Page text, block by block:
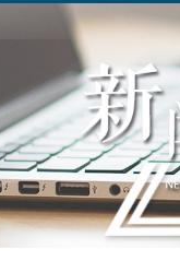
浅圆仓滑模
烟囱滑模
筒仓封顶